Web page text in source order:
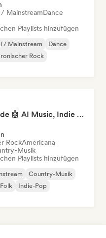
MainstreamDance
Playlists hinzufügen
/ Mainstream
Dance
Rock
Pop Machine Mode 🤖 AI Music, Indie Pop & Dream Pop
RockAmericana
Musik
Playlists hinzufügen
Country-Musik
Indie-Pop